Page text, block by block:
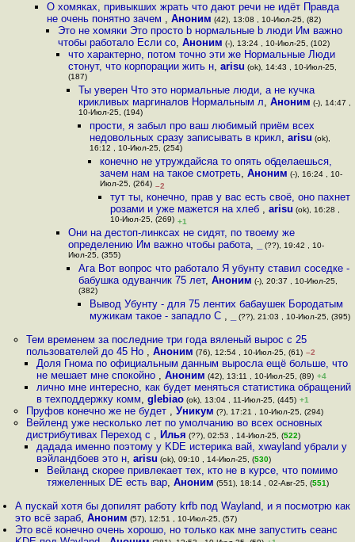
О хомяках, привыкших жрать что дают речи не идёт Правда
не очень понятно зачем ,Аноним (42), 13:08 , 10-Июл-25, (82)
Это не хомяки Это просто b нормальные b люди Им важно
чтобы работало Если со, Аноним (-), 13:24 , 10-Июл-25, (102)
что характерно, потом точно эти же Нормальные Люди
стонут, что корпорации жить н, arisu (ok), 14:43 , 10-Июл-25,
(187)
Ты уверен Что это нормальные люди, а не кучка
крикливых маргиналов Нормальным л,Аноним (-), 14:47 ,
10-Июл-25, (194)
прости, я забыл про ваш любимый приём всех
недовольных сразу записывать в крикл, arisu (ok),
16:12 , 10-Июл-25, (254)
конечно не утруждайсяа то опять обделаешься,
зачем нам на такое смотреть, Аноним (-), 16:24 , 10-
Июл-25, (264) –2
тут ты, конечно, прав у вас есть своё, оно пахнет
розами и уже мажется на хлеб ,arisu (ok), 16:28 ,
10-Июл-25, (269) +1
Они на дестоп-линксах не сидят, по твоему же
определению Им важно чтобы работа, (??), 19:42 , 10-
Июл-25, (355)
Ага Вот вопрос что работало Я убунту ставил соседке -
бабушка одуванчик 75 лет,Аноним (-), 20:37 , 10-Июл-25,
(382)
Вывод Убунту - для 75 лентих бабаушек Бородатым
мужикам такое - западло С , (??), 21:03 , 10-Июл-25, (395)
Тем временем за последние три года вяленый вырос с 25
пользователей до 45 Но , Аноним (76), 12:54 , 10-Июл-25, (61) –2
Доля Гнома по официальным данным выросла ещё больше, что
не мешает мне спокойно , Аноним (42), 13:11 , 10-Июл-25, (89) +4
лично мне интересно, как будет меняться статистика обращений
в техподдержку комм, glebiao(ok), 13:04 , 11-Июл-25, (445) +1
Пруфов конечно же не будет , Уникум (?), 17:21 , 10-Июл-25, (294)
Вейленд уже несколько лет по умолчанию во всех основных
дистрибутивах Переход с , Илья (??), 02:53 , 14-Июл-25, (522)
дадада именно поэтому у KDE истерика вай, xwayland убрали у
вэйландбоев это н, arisu (ok), 09:10 , 14-Июл-25, (530)
Вейланд скорее привлекает тех, кто не в курсе, что помимо
тяжеленных DE есть вар,Аноним (551), 18:14 , 02-Авг-25, (551)
А пускай хотя бы допилят работу krfb под Wayland, и я посмотрю как
это всё зараб,Аноним (57), 12:51 , 10-Июл-25, (57)
Это всё конечно очень хорошо, но только как мне запустить сеанс